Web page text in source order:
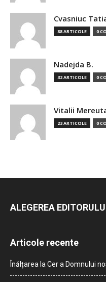
Cvasniuc
88 ARTICOLE 0
Nadejda B.
32 ARTICOLE 0
Vitalii
23 ARTICOLE 0
ALEGEREA
Articole recente
Înălțarea la Cer a Domnului